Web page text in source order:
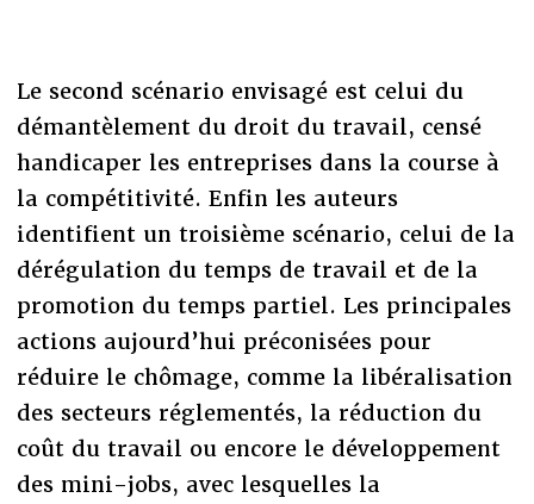
Le second scénario envisagé est celui du
démantèlement du droit du travail, censé
handicaper les entreprises dans la course à
la compétitivité. Enfin les auteurs
identifient un troisième scénario, celui de la
dérégulation du temps de travail et de la
promotion du temps partiel. Les principales
actions aujourd’hui préconisées pour
réduire le chômage, comme la libéralisation
des secteurs réglementés, la réduction du
coût du travail ou encore le développement
des mini-jobs, avec lesquelles la